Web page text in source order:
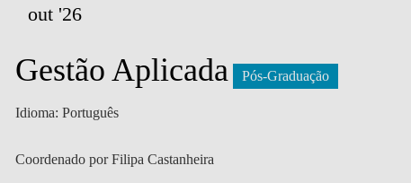
out '26
Gestão Aplicada Pós-Graduação
Idioma: Português
Coordenado por Filipa Castanheira